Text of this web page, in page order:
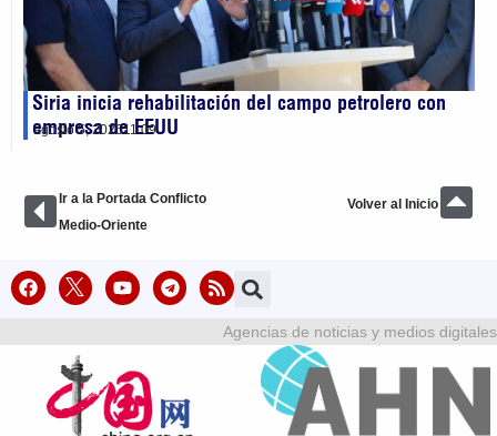
Siria inicia rehabilitación del campo petrolero con
empresa de EEUU
agosto 5, 202611:09
Ir a la Portada Conflicto
Medio-Oriente
Volver al Inicio
Agencias de noticias y medios digitales